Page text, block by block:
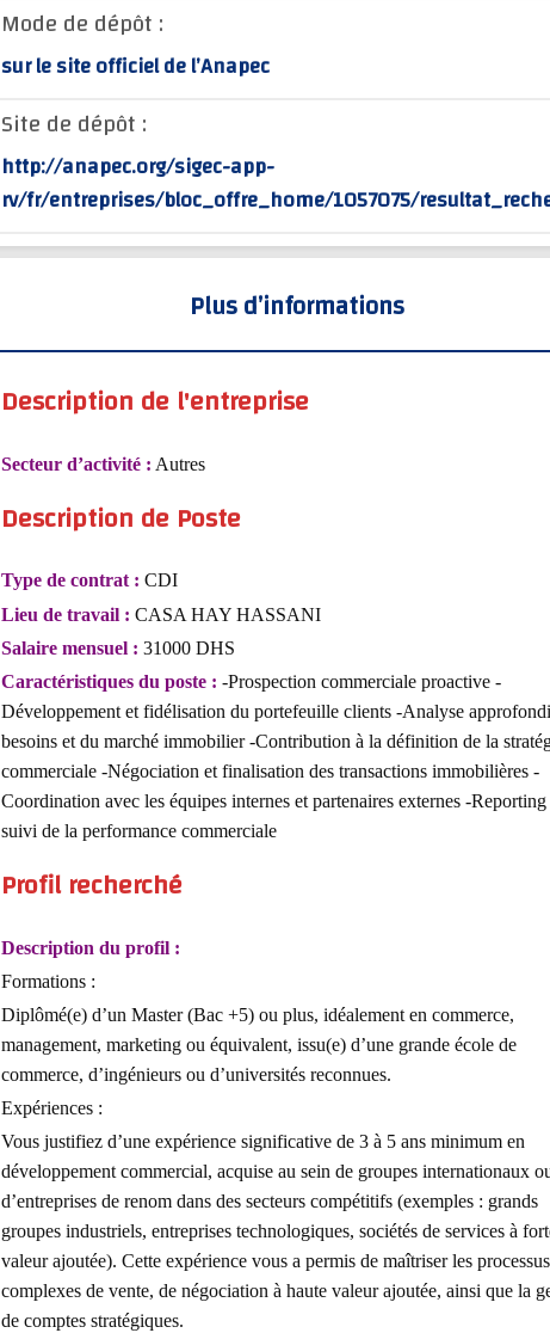
Mode de dépôt :
sur le site officiel de l’Anapec
Site de dépôt :
http://anapec.org/sigec-app-
rv/fr/entreprises/bloc_offre_home/1057075/
Plus d’informations
Description de l'entreprise
Secteur d’activité : Autres
Description de Poste
Type de contrat : CDI
Lieu de travail : CASA HAY HASSANI
Salaire mensuel : 31000 DHS
Caractéristiques du poste : -Prospection commerciale proactive -
Développement et fidélisation du portefeuille clients -Analyse
besoins et du marché immobilier -Contribution à la définition de la
commerciale -Négociation et finalisation des transactions immobilières -
Coordination avec les équipes internes et partenaires externes -Reporting
suivi de la performance commerciale
Profil recherché
Description du profil :
Formations :
Diplômé(e) d’un Master (Bac +5) ou plus, idéalement en commerce,
management, marketing ou équivalent, issu(e) d’une grande école de
commerce, d’ingénieurs ou d’universités reconnues.
Expériences :
Vous justifiez d’une expérience significative de 3 à 5 ans minimum en
développement commercial, acquise au sein de groupes internationaux
d’entreprises de renom dans des secteurs compétitifs (exemples : grands
groupes industriels, entreprises technologiques, sociétés de services à
valeur ajoutée). Cette expérience vous a permis de maîtriser les processus
complexes de vente, de négociation à haute valeur ajoutée, ainsi que la
de comptes stratégiques.